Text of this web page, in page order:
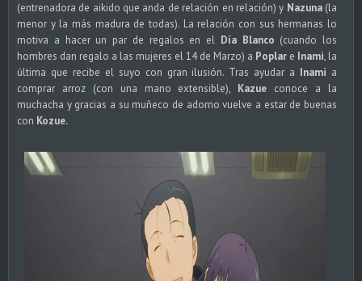
(entrenadora de aikido que anda de relación en relación) y Nazuna (la
menor y la más madura de todas). La relación con sus hermanas lo
motiva a hacer un par de regalos en el Día Blanco (cuando los
hombres dan regalo a las mujeres el 14 de Marzo) a Poplar e Inami, la
última que recibe el suyo con gran ilusión. Tras ayudar a Inami a
comprar arroz (con una mano extensible), Kazue conoce a la
muchacha y gracias a su muñeco de adorno vuelve a estar de buenas
con Kozue.